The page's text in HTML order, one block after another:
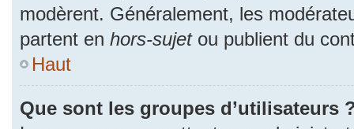
modèrent. Généralement, les
partent en hors-sujetou publient du
Haut
Que sont les groupes d’utilisateurs